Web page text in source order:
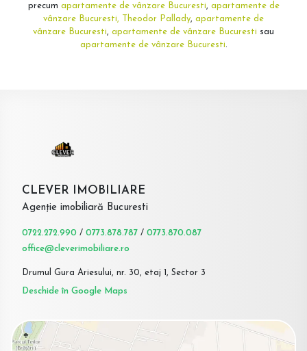
precum apartamente de vânzare Bucuresti, apartamente de
vânzare Bucuresti, Theodor Pallady, apartamente de
vânzare Bucuresti, apartamente de vânzare Bucuresti sau
apartamente de vânzare Bucuresti.
CLEVER IMOBILIARE
Agenție imobiliară Bucuresti
0722.272.990 / 0773.878.787 / 0773.870.087
office@cleverimobiliare.ro
Drumul Gura Ariesului, nr. 30, etaj 1, Sector 3
Deschide în Google Maps